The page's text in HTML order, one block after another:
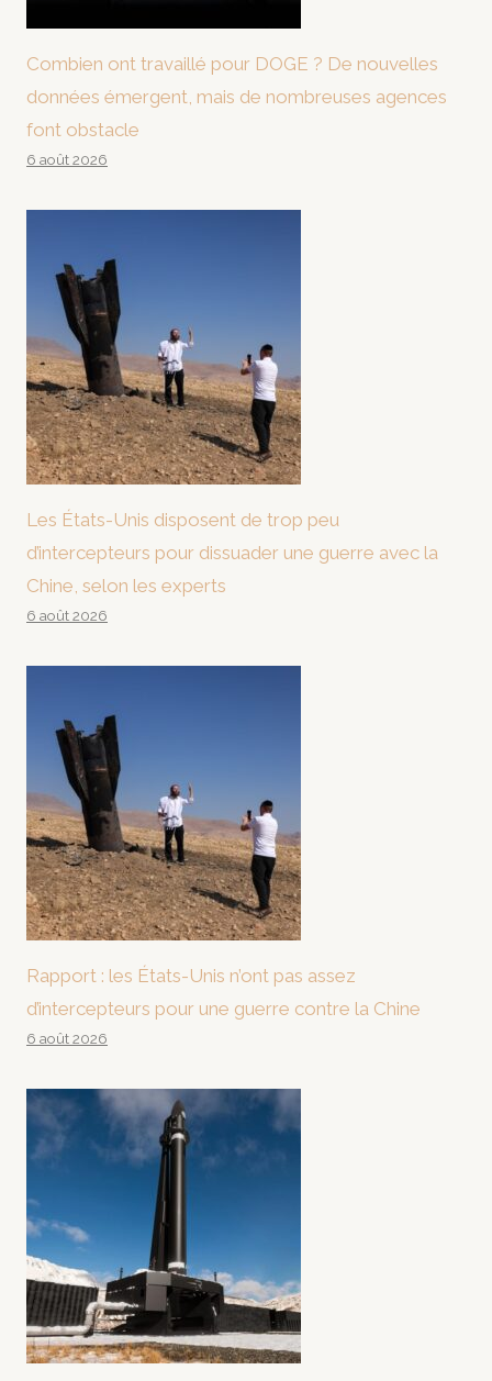
Combien ont travaillé pour DOGE ? De nouvelles
données émergent, mais de nombreuses agences
font obstacle
6 août 2026
Les États-Unis disposent de trop peu
d’intercepteurs pour dissuader une guerre avec la
Chine, selon les experts
6 août 2026
Rapport : les États-Unis n’ont pas assez
d’intercepteurs pour une guerre contre la Chine
6 août 2026